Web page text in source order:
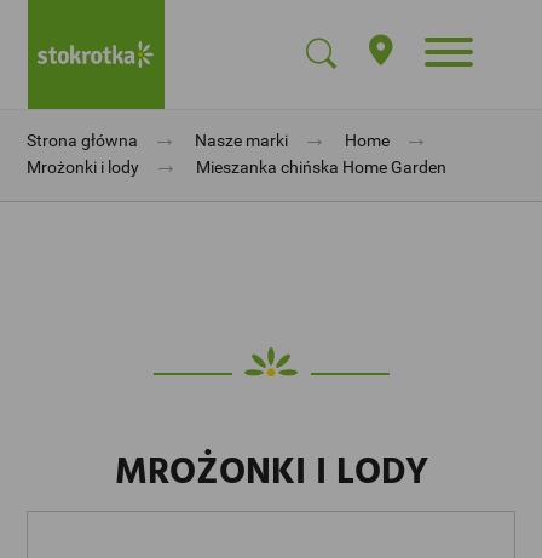
Strona główna → Nasze marki → Home →
Mrożonki i lody → Mieszanka chińska Home Garden
MROŻONKI I LODY